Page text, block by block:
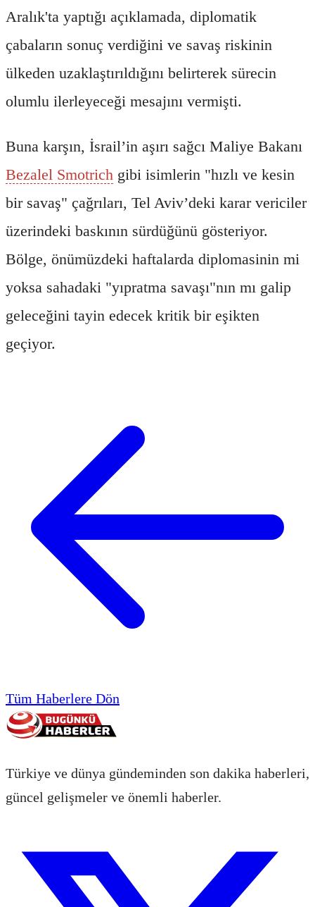
Aralık'ta yaptığı açıklamada, diplomatik
çabaların sonuç verdiğini ve savaş riskinin
ülkeden uzaklaştırıldığını belirterek sürecin
olumlu ilerleyeceği mesajını vermişti.
Buna karşın, İsrail’in aşırı sağcı Maliye Bakanı
Bezalel Smotrich gibi isimlerin "hızlı ve kesin
bir savaş" çağrıları, Tel Aviv’deki karar vericiler
üzerindeki baskının sürdüğünü gösteriyor.
Bölge, önümüzdeki haftalarda diplomasinin mi
yoksa sahadaki "yıpratma savaşı"nın mı galip
geleceğini tayin edecek kritik bir eşikten
geçiyor.
Tüm Haberlere Dön
Türkiye ve dünya gündeminden son dakika haberleri,
güncel gelişmeler ve önemli haberler.